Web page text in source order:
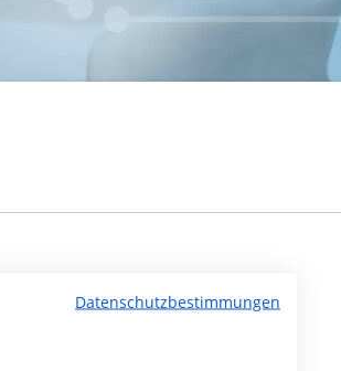
Datenschutzbestimmungen